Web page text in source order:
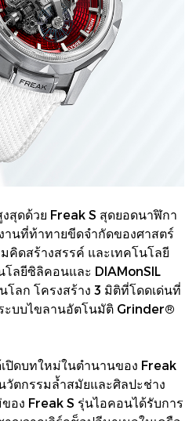
สุดด้วย Freak S สุดยอดนาฬิกา
นที่ท้าทายขีดจำกัดของศาสตร์
ดสร้างสรรค์ และเทคโนโลยี
โลยีซิลิคอนและ DIAMonSIL
โลก โครงสร้าง 3 มิติที่โดดเด่นที่
ะบบไขลานอัตโนมัติ Grinder®
ปิดบทใหม่ในตำนานของ Freak
วัตกรรมล้ำสมัยและศิลปะช่าง
อง Freak S รุ่นไอคอนได้รับการ